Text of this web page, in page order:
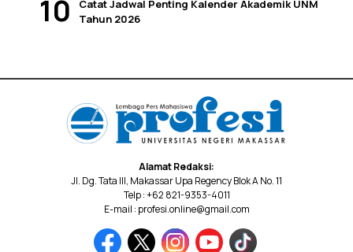
Catat Jadwal Penting Kalender Akademik UNM
Tahun 2026
Alamat Redaksi:
Jl. Dg. Tata III, Makassar Upa Regency Blok A No. 11
Telp : +62 821-9353-4011
E-mail : profesi.online@gmail.com